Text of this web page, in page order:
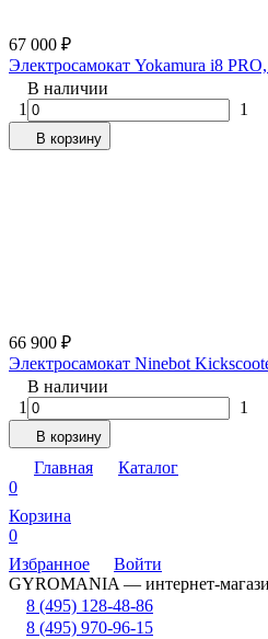
67 000 ₽
Электросамокат Yokamura i8
В наличии
1
1
В корзину
66 900 ₽
Электросамокат Ninebot
В наличии
1
1
В корзину
Главная
Каталог
0
Корзина
0
Избранное
Войти
GYROMANIA — интернет-
8 (495) 128-48-86
8 (495) 970-96-15